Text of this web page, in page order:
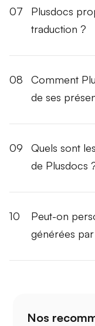
07
Plusdocs
traduction ?
08
Comment
de ses
09
Quels sont
de Plusdocs
10
Peut-on
générées
Nos